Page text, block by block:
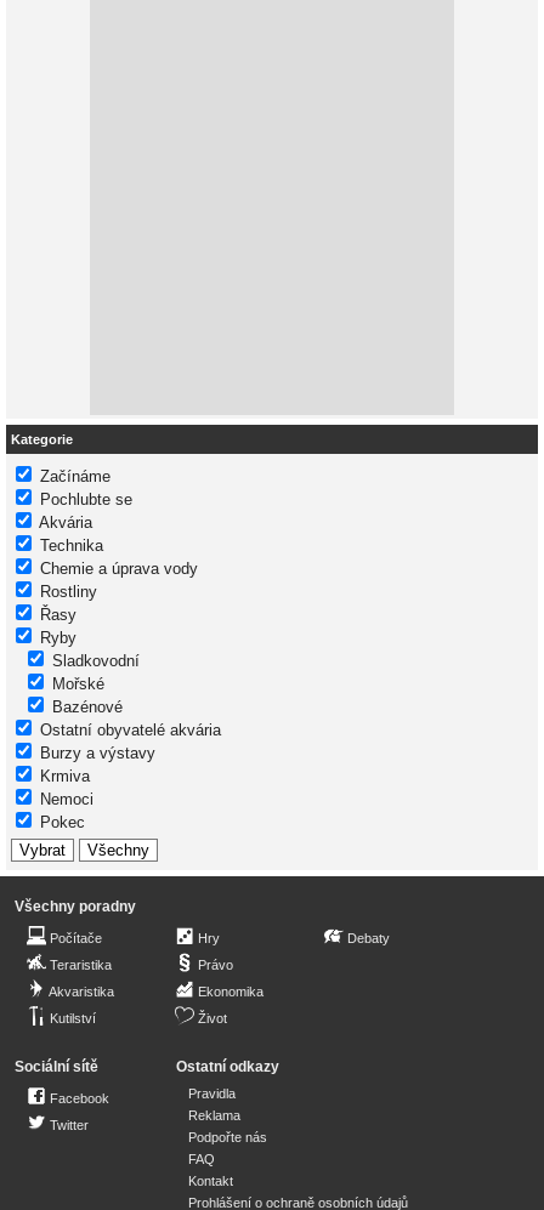
Kategorie
Začínáme
Pochlubte se
Akvária
Technika
Chemie a úprava vody
Rostliny
Řasy
Ryby
Sladkovodní
Mořské
Bazénové
Ostatní obyvatelé akvária
Burzy a výstavy
Krmiva
Nemoci
Pokec
Všechny poradny
Počítače
Teraristika
Akvaristika
Kutilství
Hry
Právo
Ekonomika
Život
Debaty
Sociální sítě
Facebook
Twitter
Ostatní odkazy
Pravidla
Reklama
Podpořte nás
FAQ
Kontakt
Prohlášení o ochraně osobních údajů